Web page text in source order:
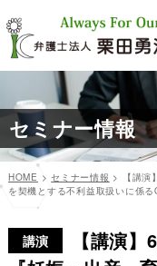
ン
テ
ン
へ
ス
キ
ッ
プ
セミナー情報
HOME >セミナー情報 >
【講
を契機とする不利益取扱いに係る
講演
【講演
カ
ゴ
リ
稿